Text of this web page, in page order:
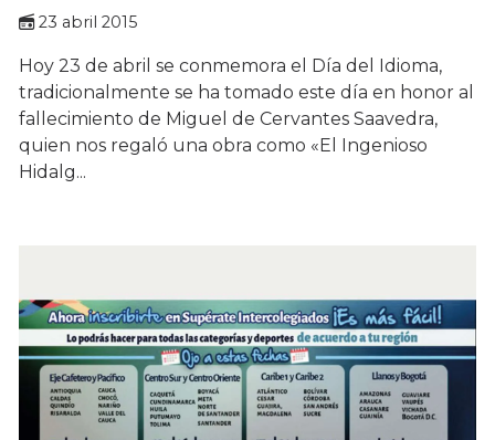
23 abril 2015
Hoy 23 de abril se conmemora el Día del Idioma,
tradicionalmente se ha tomado este día en honor al
fallecimiento de Miguel de Cervantes Saavedra,
quien nos regaló una obra como «El Ingenioso
Hidalg...